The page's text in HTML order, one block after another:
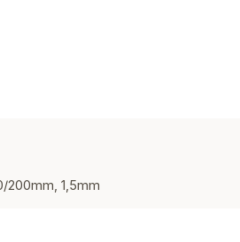
200mm, 1,5mm